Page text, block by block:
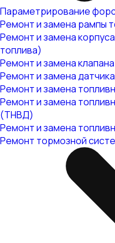
Параметрирование
Ремонт и замена рампы
Ремонт и замена
топлива)
Ремонт и замена
Ремонт и замена
Ремонт и замена
Ремонт и замена
(ТНВД)
Ремонт и замена
Ремонт тормозной